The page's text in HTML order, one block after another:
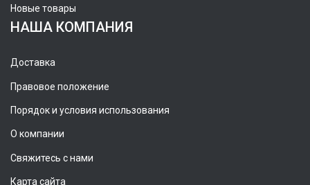
Новые товары
НАША КОМПАНИЯ
Доставка
Правовое положение
Порядок и условия использования
О компании
Свяжитесь с нами
Карта сайта